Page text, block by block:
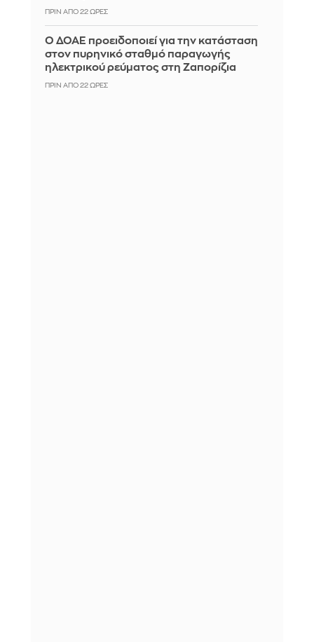
ΠΡΙΝ ΑΠΌ 22 ΏΡΕΣ
Ο ΔΟΑΕ προειδοποιεί για την κατάσταση
στον πυρηνικό σταθμό παραγωγής
ηλεκτρικού ρεύματος στη Ζαπορίζια
ΠΡΙΝ ΑΠΌ 22 ΏΡΕΣ